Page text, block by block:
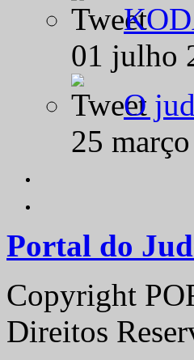
01 julho
O
25
Portal do
Copyright
Direitos